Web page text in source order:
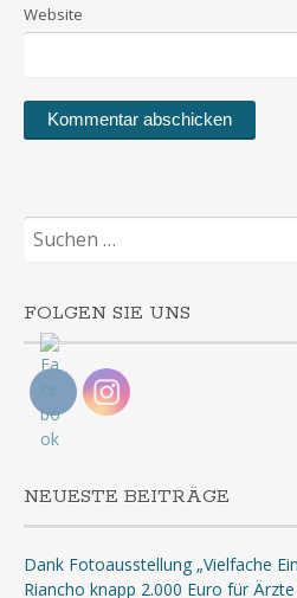
Website
Suchen
nach:
FOLGEN SIE UNS
NEUESTE BEITRÄGE
Dank Fotoausstellung „Vielfache
Riancho knapp 2.000 Euro für